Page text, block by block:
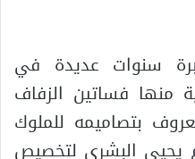
سنوات عديدة في
منها فساتين الزفاف
بتصاميمه للملوك
يحيى البشري لتخصيص